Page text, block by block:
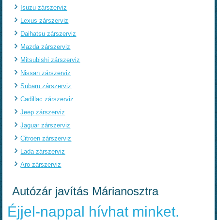
Isuzu zárszerviz
Lexus zárszerviz
Daihatsu zárszerviz
Mazda zárszerviz
Mitsubishi zárszerviz
Nissan zárszerviz
Subaru zárszerviz
Cadillac zárszerviz
Jeep zárszerviz
Jaguar zárszerviz
Citroen zárszerviz
Lada zárszerviz
Aro zárszerviz
Autózár javítás Márianosztra
Éjjel-nappal hívhat minket.